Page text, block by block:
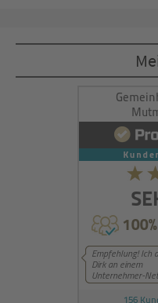
powered by
Management